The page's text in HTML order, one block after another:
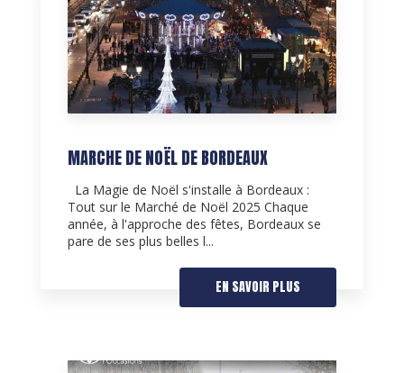
MARCHE DE NOËL DE BORDEAUX
La Magie de Noël s'installe à Bordeaux :
Tout sur le Marché de Noël 2025 Chaque
année, à l'approche des fêtes, Bordeaux se
pare de ses plus belles l...
EN SAVOIR PLUS